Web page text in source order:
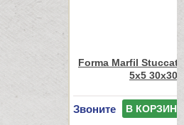
Forma Marfil
5x5 30x30
Звоните В КОРЗИНУ